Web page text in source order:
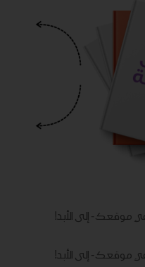
موقعك - ​​إلى الأبد!
موقعك - ​​إلى الأبد!